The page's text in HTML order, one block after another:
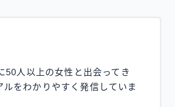
50人以上の女性と出会ってき
をわかりやすく発信していま